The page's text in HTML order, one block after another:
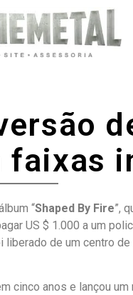
faixas
“Shaped By Fire”,
US $ 1.000 a um
de um centro
cinco anos e lançou um